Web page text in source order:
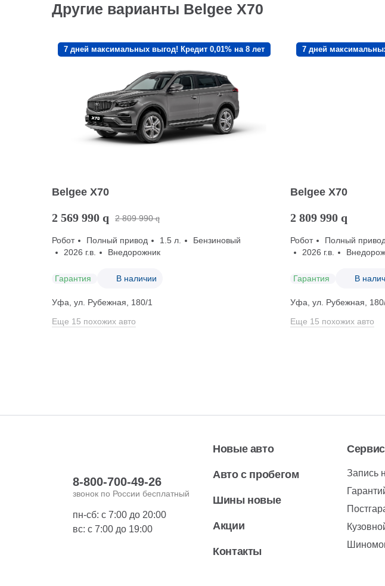
Другие варианты Belgee X70
7 дней максимальных выгод! Кредит 0,01% на 8 лет
Belgee X70
2 569 990 q 2 809 990 q
Робот Полный привод 1.5 л.
Бензиновый
2026 г.в.
Внедорожник
Гарантия В наличии
Уфа, ул. Рубежная, 180/1
Еще 15 похожих авто
7 дней
Belgee X70
2 809 990 q
Робот Полный
2026 г.в.
Гарантия В
Уфа, ул. Рубежная,
Еще 15 похожих авто
8-800-700-49-26
звонок по России бесплатный
пн-сб: с 7:00 до 20:00
вс: с 7:00 до 19:00
Новые авто
Авто с пробегом
Шины новые
Акции
Контакты
Запись